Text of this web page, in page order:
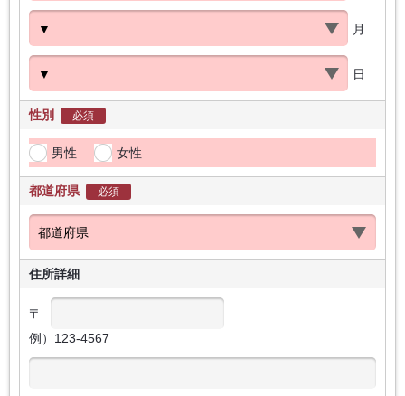
月
日
性別 必須
男性 女性
都道府県 必須
住所詳細
〒
例）123-4567